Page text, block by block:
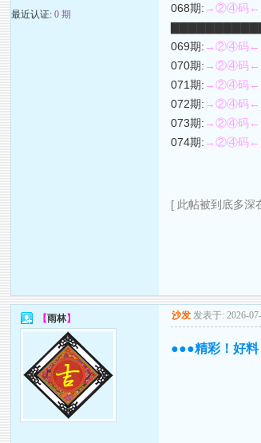
最近认证:0 期
068期: →②④码←
069期: →②④码←
070期: →②④码←
071期: →②④码←
072期: →②④码←
073期: →②④码←
074期: →②④码←
[ 此帖被到底多深
【雨林】 沙发 发表于: 2026-
●●●精彩！好